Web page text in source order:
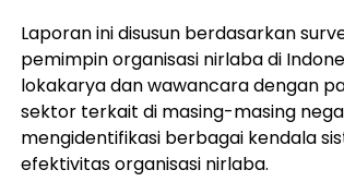
Laporan ini disusun berdasarkan
pemimpin organisasi nirlaba di
lokakarya dan wawancara dengan
sektor terkait di masing-masing
mengidentifikasi berbagai kendala
efektivitas organisasi nirlaba.